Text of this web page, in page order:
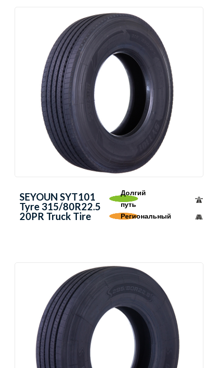
SEYOUN SYT101
Tyre 315/80R22.5
20PR Truck Tire
Долгий
путь
Региональный